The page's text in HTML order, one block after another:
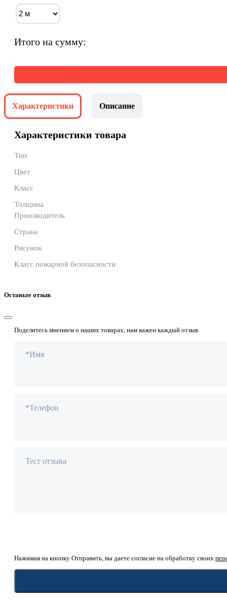
Итого на сумму:
Характеристики Описание
Характеристики товара
Тип
Цвет
Класс
Толщина
Производитель
Страна
Рисунок
Класс пожарной безопасности
Оставьте отзыв
Поделитесь мнением о наших товарах, нам важен каждый отзыв
*Имя
*Телефон
Тест отзыва
Нажимая на кнопку Отправить, вы даете согласие на обработку своих